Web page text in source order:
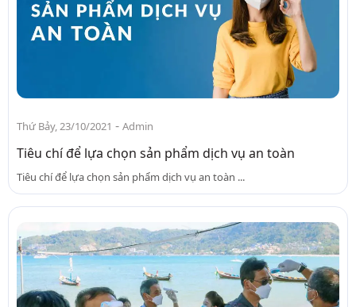
Thứ Bảy, 23/10/2021 - Admin
Tiêu chí để lựa chọn sản phẩm dịch vụ an toàn
Tiêu chí để lựa chọn sản phẩm dịch vụ an toàn ...